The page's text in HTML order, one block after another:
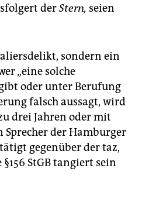
derStern, seien
sondern ein
„eine solche
oder unter Berufung
falsch aussagt, wird
drei Jahren oder mit
Sprecher der Hamburger
gegenüber der taz,
StGB tangiert sein